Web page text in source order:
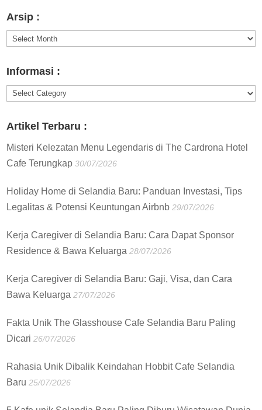
Arsip :
Arsip
Informasi :
Informasi
Artikel Terbaru :
Misteri Kelezatan Menu Legendaris di The Cardrona Hotel
Cafe Terungkap 30/07/2026
Holiday Home di Selandia Baru: Panduan Investasi, Tips
Legalitas & Potensi Keuntungan Airbnb 29/07/2026
Kerja Caregiver di Selandia Baru: Cara Dapat Sponsor
Residence & Bawa Keluarga 28/07/2026
Kerja Caregiver di Selandia Baru: Gaji, Visa, dan Cara
Bawa Keluarga 27/07/2026
Fakta Unik The Glasshouse Cafe Selandia Baru Paling
Dicari 26/07/2026
Rahasia Unik Dibalik Keindahan Hobbit Cafe Selandia
Baru 25/07/2026